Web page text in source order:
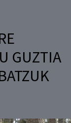
GUZTIA